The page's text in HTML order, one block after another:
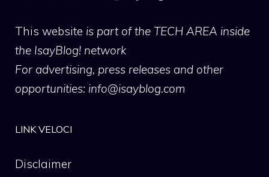
This website is part of the TECH AREA inside
the IsayBlog! network
For advertising, press releases and other
opportunities: info@isayblog.com
LINK VELOCI
Disclaimer